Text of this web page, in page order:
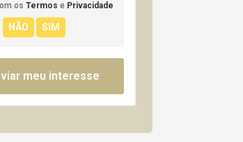
os Termos e Privacidade
meu interesse